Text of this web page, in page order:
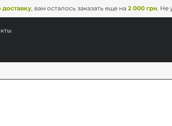
, вам осталось заказать еще на 2 000 грн. Не